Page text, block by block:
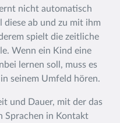
nicht automatisch
ab und zu mit ihm
spielt die zeitliche
Wenn ein Kind eine
lernen soll, muss es
seinem Umfeld hören.
und Dauer, mit der das
Sprachen in Kontakt